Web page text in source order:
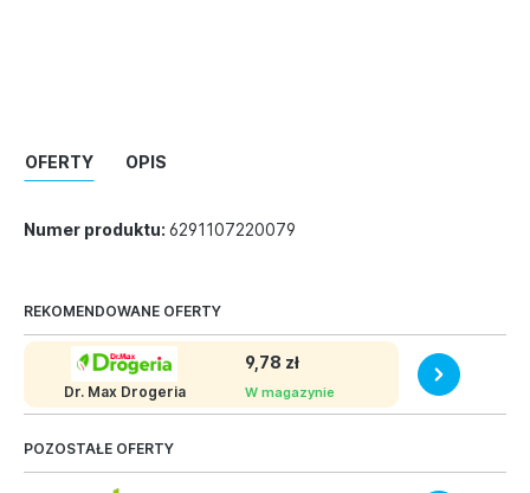
OFERTY OPIS
Numer produktu: 6291107220079
REKOMENDOWANE OFERTY
Dr. Max Drogeria
9,78 zł
W magazynie
POZOSTAŁE OFERTY